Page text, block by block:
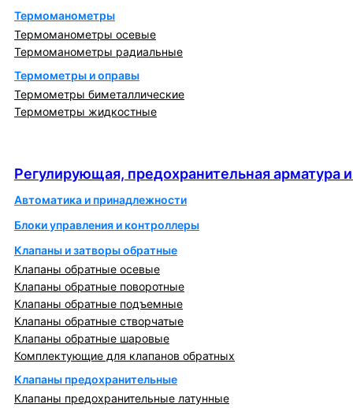
Термоманометры
Термоманометры осевые
Термоманометры радиальные
Термометры и оправы
Термометры биметаллические
Термометры жидкостные
Регулирующая, предохранительная арматура
Автоматика и принадлежности
Блоки управления и контроллеры
Клапаны и затворы обратные
Клапаны обратные осевые
Клапаны обратные поворотные
Клапаны обратные подъемные
Клапаны обратные створчатые
Клапаны обратные шаровые
Комплектующие для клапанов обратных
Клапаны предохранительные
Клапаны предохранительные латунные